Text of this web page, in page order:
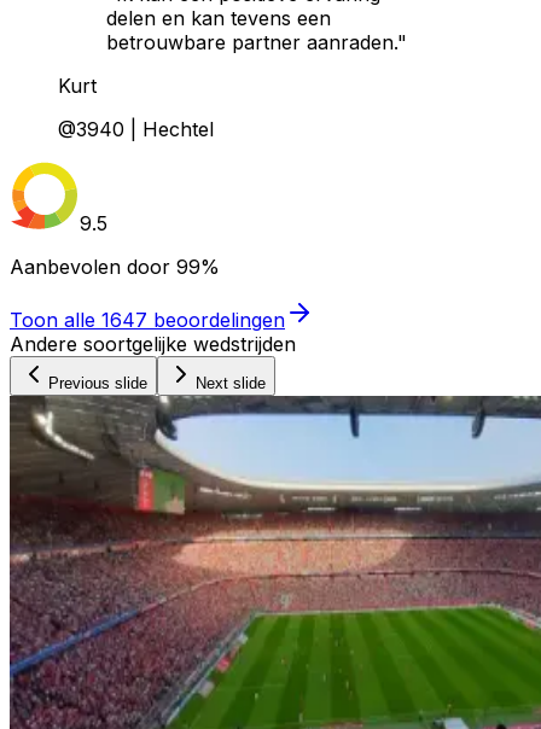
delen en kan tevens een
betrouwbare partner aanraden."
Kurt
@3940 | Hechtel
9.5
Aanbevolen door 99%
Toon alle 1647 beoordelingen
Andere soortgelijke wedstrijden
Previous slide Next slide